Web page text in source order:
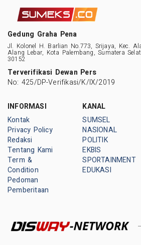
Gedung Graha Pena
Jl. Kolonel H. Barlian No.773, Srijaya, Kec.
Alang Lebar, Kota Palembang, Sumatera
30152
Terverifikasi Dewan Pers
No: 425/DP-Verifikasi/K/IX/2019
INFORMASI
Kontak
Privacy Policy
Redaksi
Tentang Kami
Term &
Condition
Pedoman
Pemberitaan
KANAL
SUMSEL
NASIONAL
POLITIK
EKBIS
SPORTAINMENT
EDUKASI